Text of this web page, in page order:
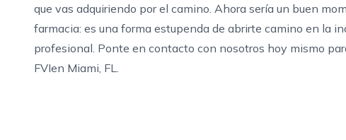
que vas adquiriendo por el camino. Ahora sería un buen
farmacia: es una forma estupenda de abrirte camino en la
profesional. Ponte en contacto con nosotros hoy mismo
FVIen Miami, FL